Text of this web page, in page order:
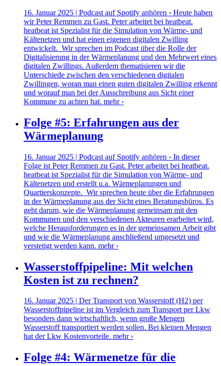
16. Januar 2025 | Podcast auf Spotify anhören › Heute haben
wir Peter Remmen zu Gast. Peter arbeitet bei heatbeat.
heatbeat ist Spezialist für die Simulation von Wärme- und
Kältenetzen und hat einen eigenen digitalen Zwilling
entwickelt. Wir sprechen im Podcast über die Rolle der
Digitalisierung in der Wärmeplanung und den Mehrwert eines
digitalen Zwillings. Außerdem thematisieren wir die
Unterschiede zwischen den verschiedenen digitalen
Zwillingen, woran man einen guten digitalen Zwilling erkennt
und worauf man bei der Ausschreibung aus Sicht einer
Kommune zu achten hat. mehr ›
Folge #5: Erfahrungen aus der
Wärmeplanung
16. Januar 2025 | Podcast auf Spotify anhören › In dieser
Folge ist Peter Remmen zu Gast. Peter arbeitet bei heatbeat.
heatbeat ist Spezialist für die Simulation von Wärme- und
Kältenetzen und erstellt u.a. Wärmeplanungen und
Quartierskonzepte. Wir sprechen heute über die Erfahrungen
in der Wärmeplanung aus der Sicht eines Beratungsbüros. Es
geht darum, wie die Wärmeplanung gemeinsam mit den
Kommunen und den verschiedenen Akteuren erarbeitet wird,
welche Herausforderungen es in der gemeinsamen Arbeit gibt
und wie die Wärmeplanung anschließend umgesetzt und
verstetigt werden kann. mehr ›
Wasserstoffpipeline: Mit welchen
Kosten ist zu rechnen?
16. Januar 2025 | Der Transport von Wasserstoff (H2) per
Wasserstoffpipeline ist im Vergleich zum Transport per Lkw
besonders dann wirtschaftlich, wenn große Mengen
Wasserstoff transportiert werden sollen. Bei kleinen Mengen
hat der Lkw Kostenvorteile. mehr ›
Folge #4: Wärmenetze für die